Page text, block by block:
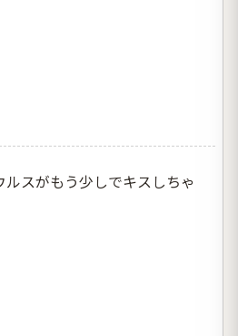
ルスがもう少しでキスしちゃ